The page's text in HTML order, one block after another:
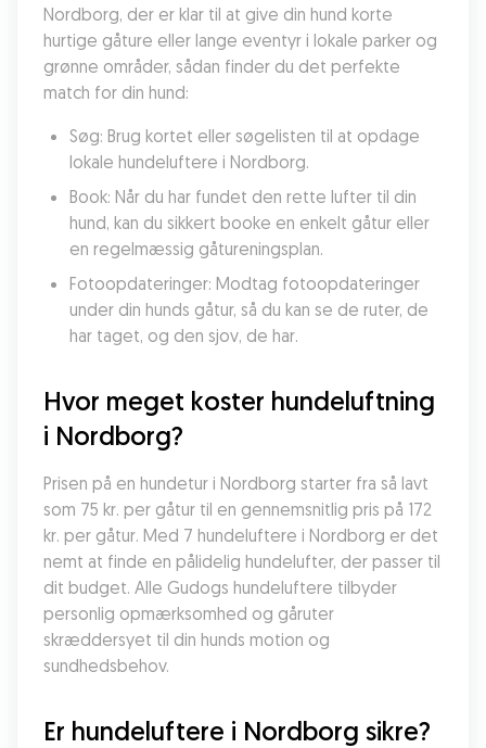
Nordborg, der er klar til at give din hund korte
hurtige gåture eller lange eventyr i lokale parker og
grønne områder, sådan finder du det perfekte
match for din hund:
Søg: Brug kortet eller søgelisten til at opdage
lokale hundeluftere i Nordborg.
Book: Når du har fundet den rette lufter til din
hund, kan du sikkert booke en enkelt gåtur eller
en regelmæssig gåtureningsplan.
Fotoopdateringer: Modtag fotoopdateringer
under din hunds gåtur, så du kan se de ruter, de
har taget, og den sjov, de har.
Hvor meget koster hundeluftning
i Nordborg?
Prisen på en hundetur i Nordborg starter fra så lavt
som 75 kr. per gåtur til en gennemsnitlig pris på 172
kr. per gåtur. Med 7 hundeluftere i Nordborg er det
nemt at finde en pålidelig hundelufter, der passer til
dit budget. Alle Gudogs hundeluftere tilbyder
personlig opmærksomhed og gåruter
skræddersyet til din hunds motion og
sundhedsbehov.
Er hundeluftere i Nordborg sikre?